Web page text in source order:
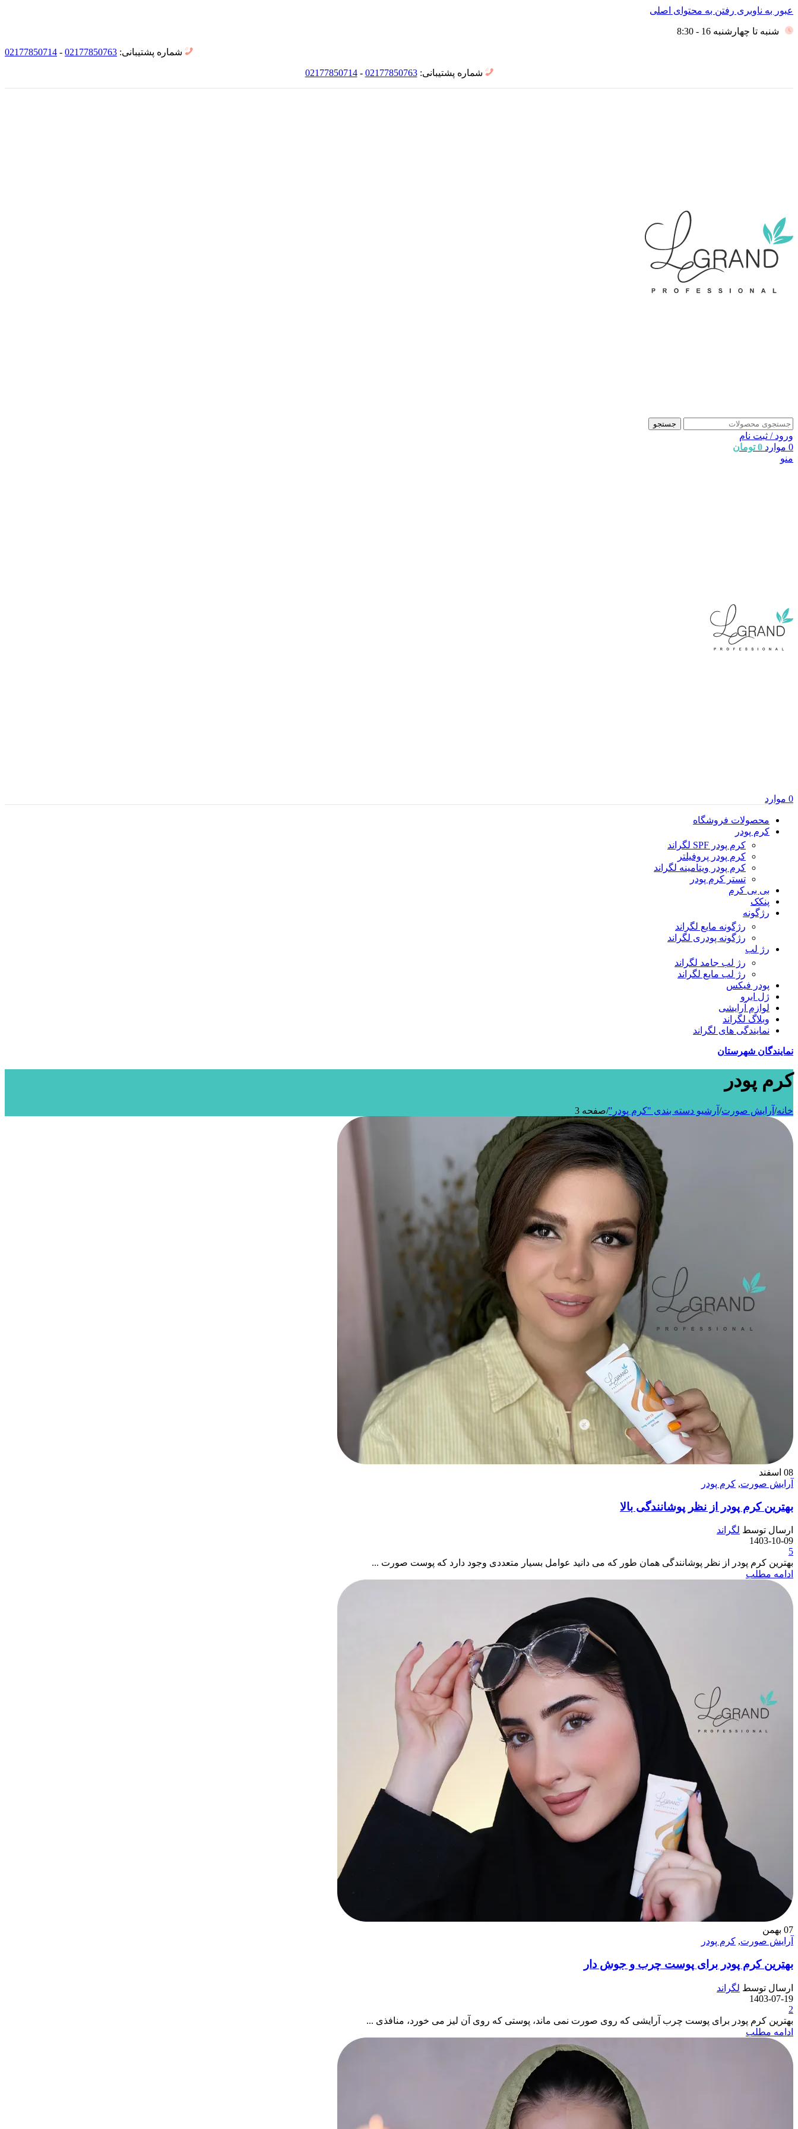
عبور به ناوبری رفتن به محتوای اصلی
شنبه تا چهارشنبه 16 - 8:30
شماره پشتیبانی: 02177850763
-
02177850714
شماره پشتیبانی:02177850763
-
02177850714
جستجو
ورود / ثبت نام
0 موارد 0 تومان
منو
0 موارد
محصولات فروشگاه
کرم پودر
کرم پودر SPF لگراند
کرم پودر پروفیلتر
کرم پودر ویتامینه لگراند
تستر کرم پودر
بی بی کرم
پنکک
رژگونه
رژگونه مایع لگراند
رژگونه پودری لگراند
رژ لب
رژ لب جامد لگراند
رژ لب مایع لگراند
پودر فیکس
ژل ابرو
لوازم آرایشی
وبلاگ لگراند
نمایندگی های لگراند
نمایندگان شهرستان
کرم پودر
خانه/ آرایش صورت/ آرشیو دسته بندی "کرم پودر"/صفحه 3
08 اسفند
آرایش صورت, کرم پودر
بهترین کرم پودر از نظر پوشانندگی بالا
ارسال توسط لگراند
1403-10-09
5
بهترین کرم پودر از نظر پوشانندگی همان طور که می دانید عوامل بسیار متعددی وجود دارد که پوست صورت ...
ادامه مطلب
07 بهمن
آرایش صورت, کرم پودر
بهترین کرم پودر برای پوست چرب و جوش دار
ارسال توسط لگراند
1403-07-19
2
بهترین کرم پودر برای پوست چرب آرایشی که روی صورت نمی ماند، پوستی که روی آن لیز می خورد، منافذی ...
ادامه مطلب